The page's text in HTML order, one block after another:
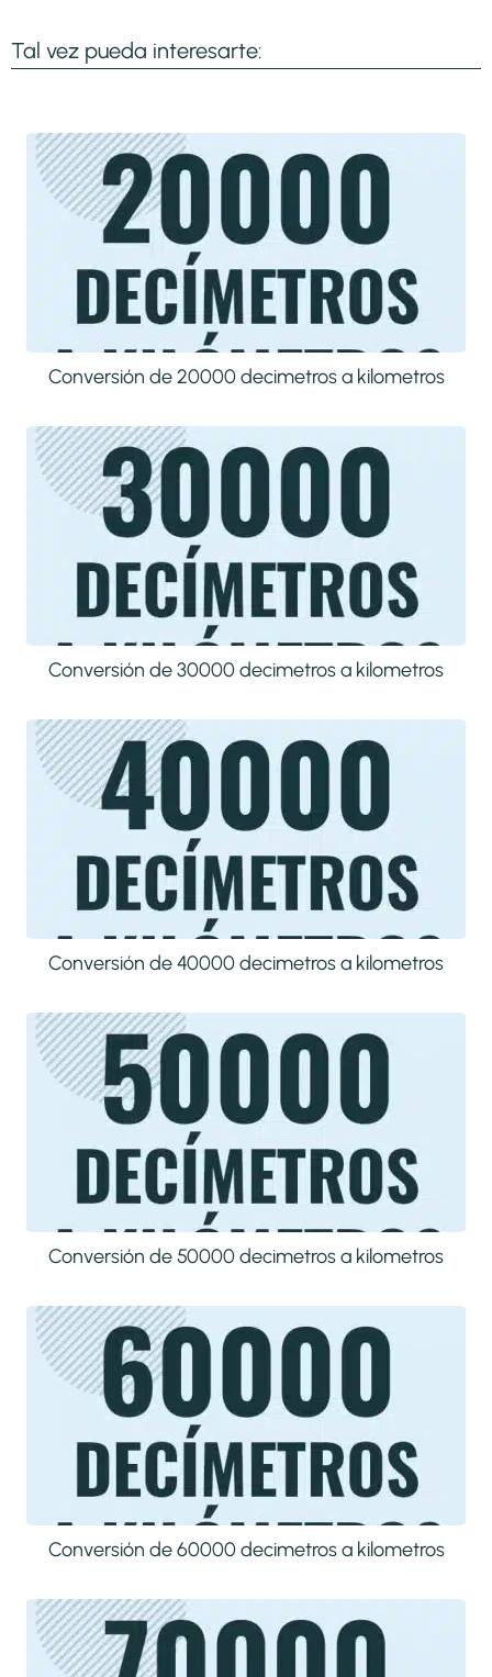
Tal vez pueda interesarte:
Conversión de 20000 decimetros a kilometros
Conversión de 30000 decimetros a kilometros
Conversión de 40000 decimetros a kilometros
Conversión de 50000 decimetros a kilometros
Conversión de 60000 decimetros a kilometros